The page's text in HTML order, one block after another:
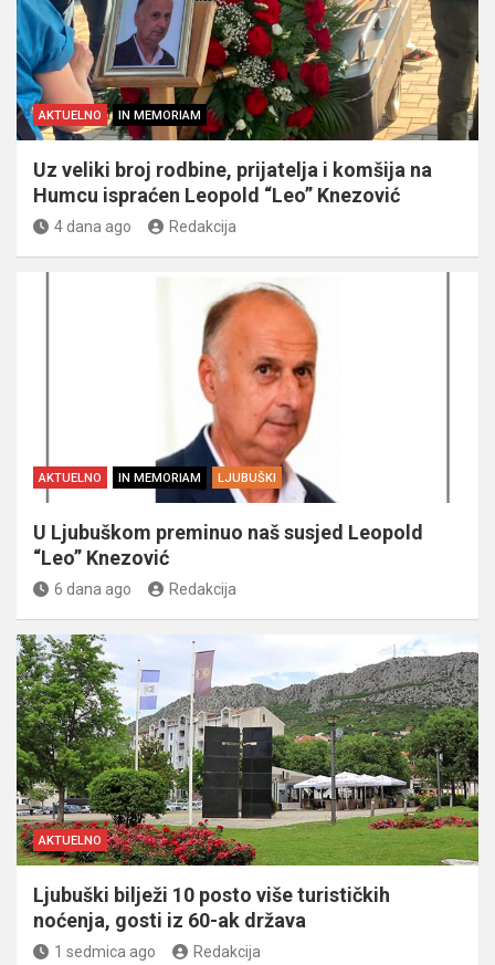
AKTUELNO IN MEMORIAM
Uz veliki broj rodbine, prijatelja i komšija na
Humcu ispraćen Leopold “Leo” Knezović
4 dana ago Redakcija
AKTUELNO IN MEMORIAM LJUBUŠKI
U Ljubuškom preminuo naš susjed Leopold
“Leo” Knezović
6 dana ago Redakcija
AKTUELNO
Ljubuški bilježi 10 posto više turističkih
noćenja, gosti iz 60-ak država
1 sedmica ago Redakcija